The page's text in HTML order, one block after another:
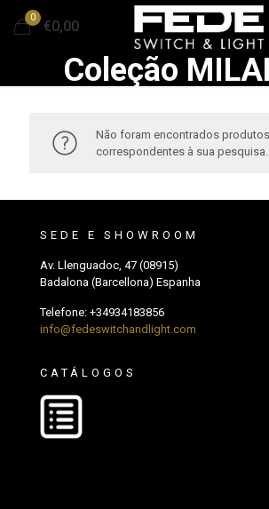
0
€0,00
Coleção
Não foram encontrados produtos
correspondentes à sua pesquisa.
SEDE E SHOWROOM
Av. Llenguadoc, 47 (08915)
Badalona (Barcellona) Espanha
Telefone: +34934183856
info@fedeswitchandlight.com
CATÁLOGOS